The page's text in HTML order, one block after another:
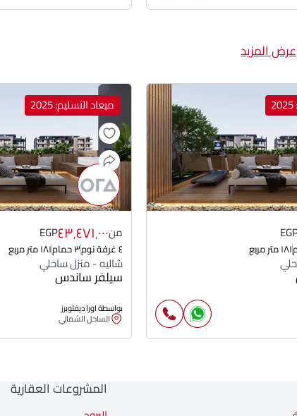
عرض المزيد
١٨١ متر مربع
ميعاد التسليم: 2025
من٤٣٬٤٧١٬٠٠٠EGP
٤ غرفة نوم ٣ حمام ١٨١ متر مربع
شاليه - منزل ساحلي
سيلفر ساندس
بواسطة اورا ديفلوبرز
الساحل الشمالي
المشروعات العقارية